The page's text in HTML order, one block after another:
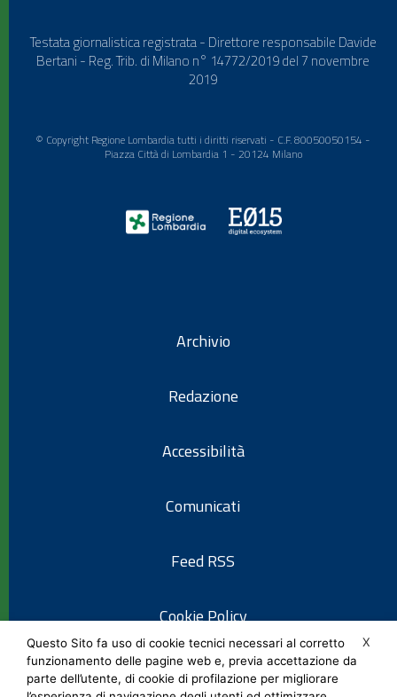
Testata giornalistica registrata - Direttore responsabile Davide
Bertani - Reg. Trib. di Milano n° 14772/2019 del 7 novembre
2019
© Copyright Regione Lombardia tutti i diritti riservati - C.F. 80050050154 -
Piazza Città di Lombardia 1 - 20124 Milano
Archivio
Redazione
Accessibilità
Comunicati
Feed RSS
Cookie Policy
Informativa privacy
X
Questo Sito fa uso di cookie tecnici necessari al corretto
funzionamento delle pagine web e, previa accettazione da
parte dell’utente, di cookie di profilazione per migliorare